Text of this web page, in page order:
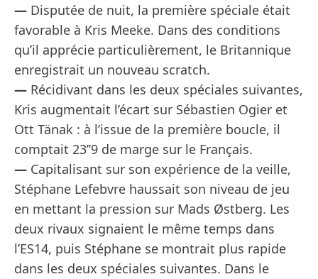
— Disputée de nuit, la première spéciale était
favorable à Kris Meeke. Dans des conditions
qu’il apprécie particulièrement, le Britannique
enregistrait un nouveau scratch.
— Récidivant dans les deux spéciales suivantes,
Kris augmentait l’écart sur Sébastien Ogier et
Ott Tänak : à l’issue de la première boucle, il
comptait 23’’9 de marge sur le Français.
— Capitalisant sur son expérience de la veille,
Stéphane Lefebvre haussait son niveau de jeu
en mettant la pression sur Mads Østberg. Les
deux rivaux signaient le même temps dans
l’ES14, puis Stéphane se montrait plus rapide
dans les deux spéciales suivantes. Dans le